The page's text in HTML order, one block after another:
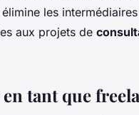
élimine les
aux projets de
tant que